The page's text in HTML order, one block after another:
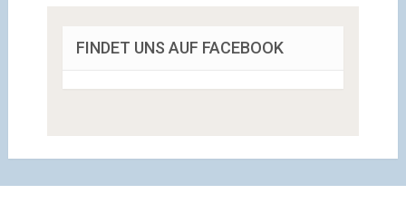
FINDET UNS AUF FACEBOOK